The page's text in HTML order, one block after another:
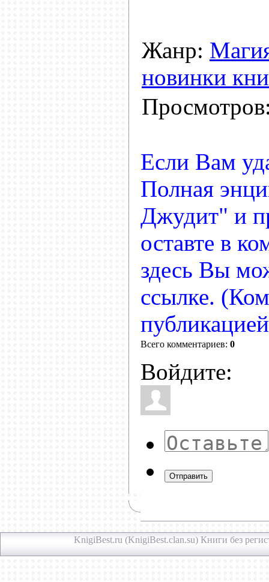
Жанр:
новинки
Если Вам
Полная
Джудит" и
оставте в
здесь Вы
ссылке.
Всего комментариев: 0
Войдите:
Отправить
KnigiBest.ru (KnigiBest.clan.su) Книги без